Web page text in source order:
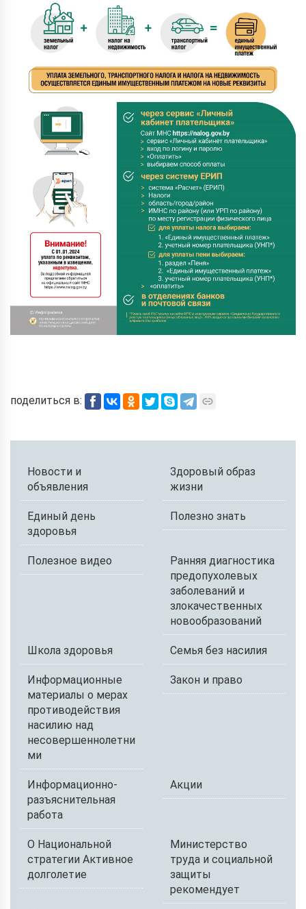
поделиться в:
Новости и
объявления
Здоровый образ
жизни
Единый день
здоровья
Полезно знать
Полезное видео
Ранняя диагностика
предопухолевых
заболеваний и
злокачественных
новообразований
Школа здоровья Семья без насилия
Информационные
материалы о мерах
противодействия
насилию над
несовершеннолетни
ми
Закон и право
Информационно-
разъяснительная
работа
Акции
О Национальной
стратегии Активное
долголетие
Министерство
труда и социальной
защиты
рекомендует